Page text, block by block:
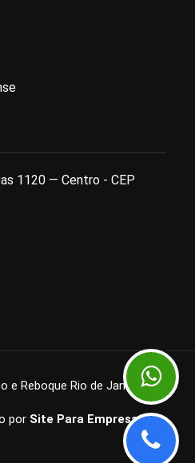
1120 — Centro - CEP
e Reboque Rio de Janeiro
por Site Para Empresa.